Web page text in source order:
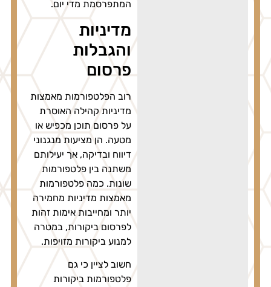
המתפרסמת מדי יום.
מדיניות
והגבלות
פרסום
רוב הפלטפורמות מאמצות
מדיניות קהילה האוסרת
על פרסום תוכן מכפיש או
מטעה. הן מציעות מנגנוני
דיווח ובדיקה, אך יעילותם
משתנה בין פלטפורמות
שונות. כמה פלטפורמות
מאמצות מדיניות מחמירה
יותר ומחייבות אימות זהות
לפרסום ביקורות, במטרה
למנוע ביקורות מזויפות.
חשוב לציין כי גם
פלטפורמות ביקורות